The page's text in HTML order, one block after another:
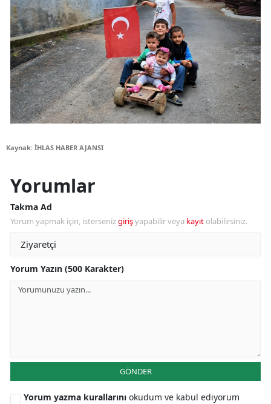
Kaynak: İHLAS HABER AJANSI
Yorumlar
Takma Ad
Yorum yapmak için, istersenizgirişyapabilir veya kayıt olabilirsiniz.
Yorum Yazın (500 Karakter)
GÖNDER
Yorum yazma kurallarını okudum ve kabul ediyorum